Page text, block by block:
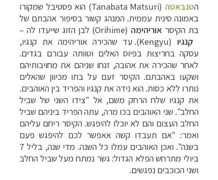
הטנבאטה (Tanabata Matsuri)
הוא פסטיבל שמקורו
באמונה סינית עממית. המנהג קשור בסיפור אהבתם של
בת הקיסר אוריהימה (Orihime) לבן הזוג שייעדו לה
–
קנגיו
(Kengyu). עד שהכירה אוריהימה את קנגיו,
עסקה בחריצות בפיוס האלים וטוותה עבורם בגדים.
לאחר שהכירה את אהובה, זנחו שניהם את מחויבותיהם
ושקעו באהבתם. הקיסר זעם על בתו מכיוון שהאלים
נותרו ללא כסות. הוא נידה את קנגיו והפריד בין האוהבים.
את קנגיו שלח הרחק משם, אל "צידו השני של שביל
החלב". שני האוהבים בכו מרה, עתה הפריד ביניהם שביל
החלב העצום והם לא יוכלו להיפגש. הקיסר ריחם עליהם
ואמר: "אם תעבדו קשה אאפשר לכם להיפגש פעם
בשנה". ואכן האוהבים עמלו כל השנה. מדי שנה, בליל 7
ביולי מתרחש הפלא הגדול: גשר נמתח מעל שביל החלב
ושני הכוכבים נפגשים.